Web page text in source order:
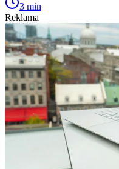
3 min
Reklama